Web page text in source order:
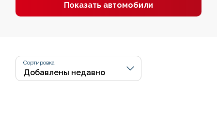
Показать автомобили
Сортировка